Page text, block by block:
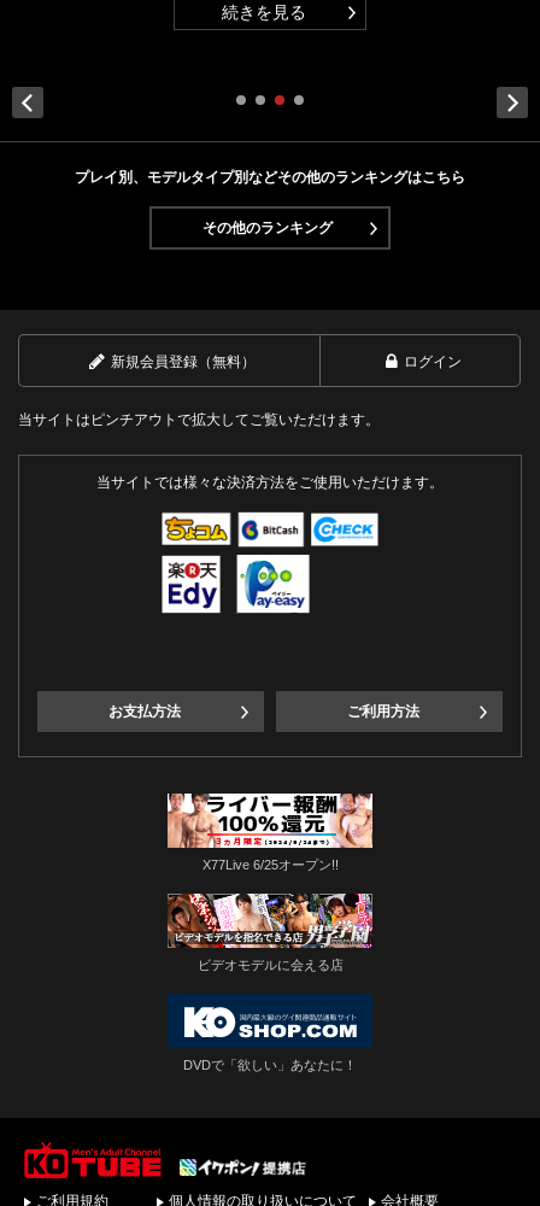
続きを見る
プレイ別、モデルタイプ別などその他のランキングはこちら
その他のランキング
新規会員登録（無料） ログイン
当サイトはピンチアウトで拡大してご覧いただけます。
当サイトでは様々な決済方法をご使用いただけます。
お支払方法 ご利用方法
X77Live 6/25オープン!!
ビデオモデルに会える店
DVDで「欲しい」あなたに！
ご利用規約 個人情報の取り扱いについて 会社概要